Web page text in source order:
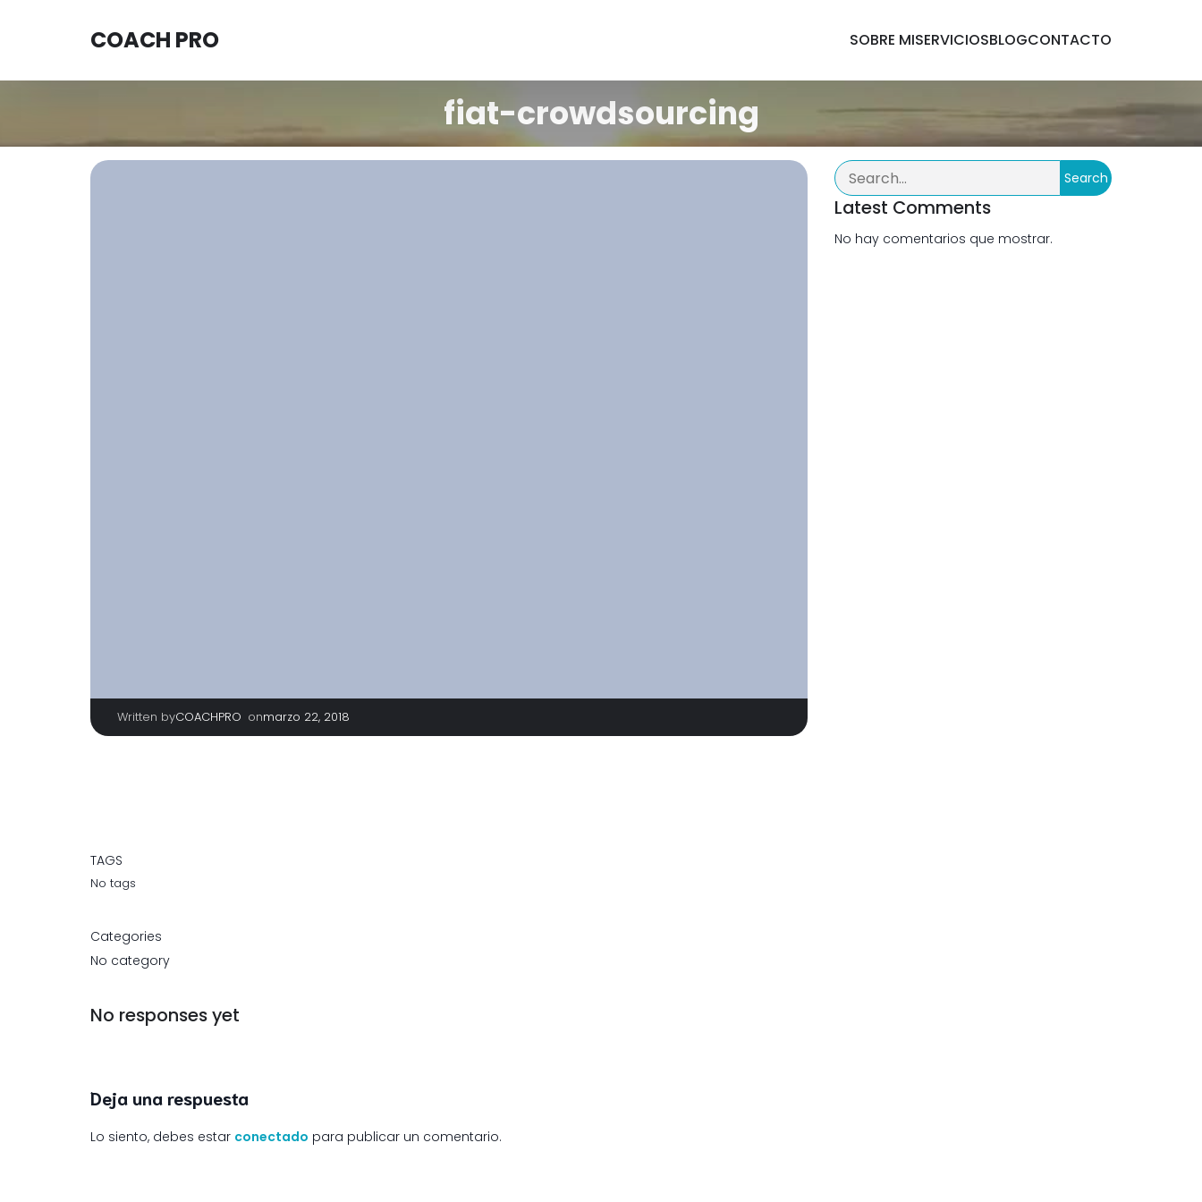
COACH PRO SOBRE MISERVICIOSBLOGCONTACTO
fiat-crowdsourcing
Written byCOACHPRO onmarzo 22, 2018
TAGS
No tags
Categories
No category
No responses yet
Deja una respuesta
Lo siento, debes estar conectado para publicar un comentario.
Search
Latest Comments
No hay comentarios que mostrar.